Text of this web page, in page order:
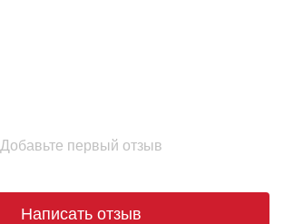
Добавьте первый отзыв
Написать отзыв